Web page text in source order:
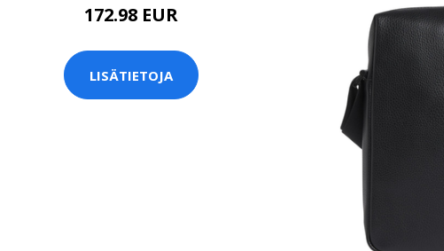
172.98 EUR
LISÄTIETOJA